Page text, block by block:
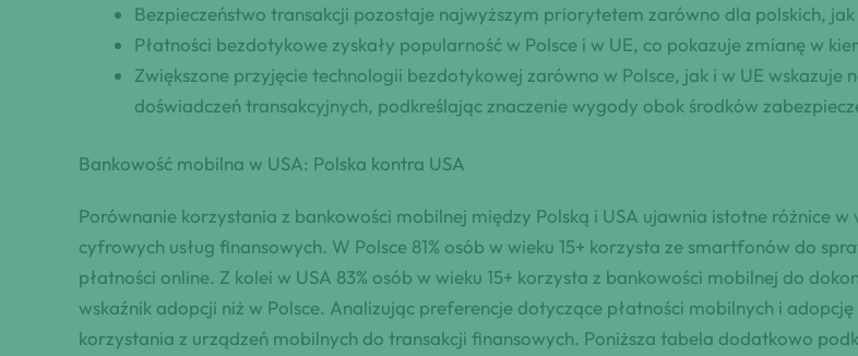
Bezpieczeństwo transakcji pozostaje najwyższym priorytetem zarówno dla polskich,
Płatności bezdotykowe zyskały popularność w Polsce i w UE, co pokazuje zmianę w
Zwiększone przyjęcie technologii bezdotykowej zarówno w Polsce, jak i w UE wskazuje
doświadczeń transakcyjnych, podkreślając znaczenie wygody obok środków
Bankowość mobilna w USA: Polska kontra USA
Porównanie korzystania z bankowości mobilnej między Polską i USA ujawnia istotne różnice
cyfrowych usług finansowych. W Polsce 81% osób w wieku 15+ korzysta ze smartfonów do
płatności online. Z kolei w USA 83% osób w wieku 15+ korzysta z bankowości mobilnej do
wskaźnik adopcji niż w Polsce. Analizując preferencje dotyczące płatności mobilnych i
korzystania z urządzeń mobilnych do transakcji finansowych. Poniższa tabela dodatkowo